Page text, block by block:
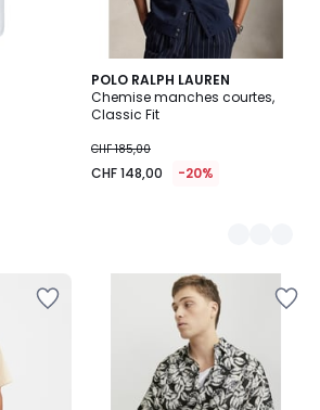
POLO RALPH LAUREN
Chemise manches courtes,
Classic Fit
CHF 185,00
CHF 148,00 -20%
3
Couleurs